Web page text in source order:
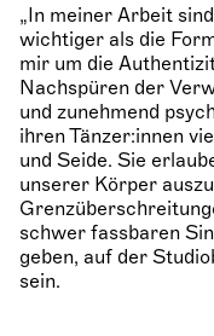
„In meiner Arbeit
wichtiger als die
mir um die
Nachspüren der
und zunehmend
ihren Tänzer:innen
und Seide. Sie
unserer Körper
schwer fassbaren
geben, auf der
sein.